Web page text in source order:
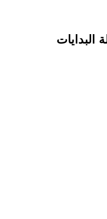
البدايات